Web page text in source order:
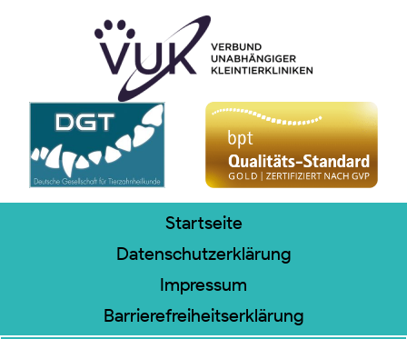
Startseite
Datenschutzerklärung
Impressum
Barrierefreiheitserklärung